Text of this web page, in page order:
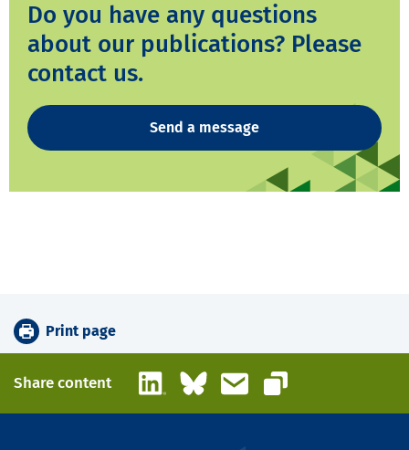
Do you have any questions
about our publications? Please
contact us.
Send a message
Print page
Share content LinkedInBlueskyEmail
Copy link